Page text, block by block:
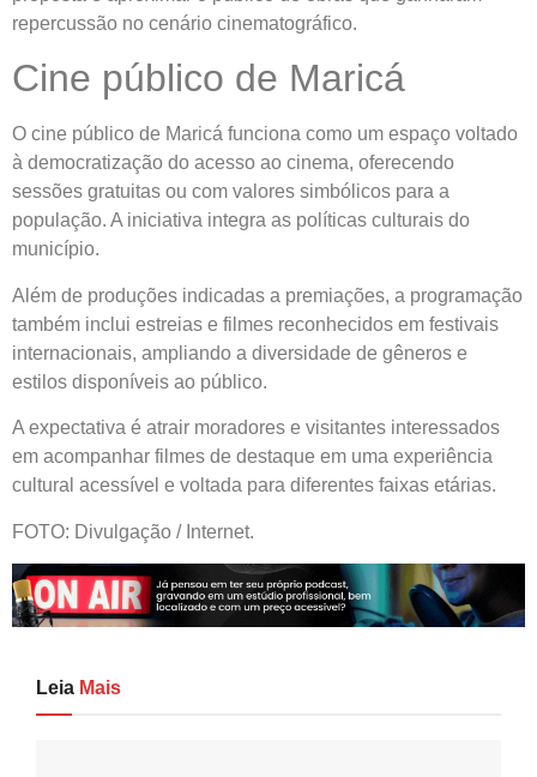
repercussão no cenário cinematográfico.
Cine público de Maricá
O cine público de Maricá funciona como um espaço voltado
à democratização do acesso ao cinema, oferecendo
sessões gratuitas ou com valores simbólicos para a
população. A iniciativa integra as políticas culturais do
município.
Além de produções indicadas a premiações, a programação
também inclui estreias e filmes reconhecidos em festivais
internacionais, ampliando a diversidade de gêneros e
estilos disponíveis ao público.
A expectativa é atrair moradores e visitantes interessados
em acompanhar filmes de destaque em uma experiência
cultural acessível e voltada para diferentes faixas etárias.
FOTO: Divulgação / Internet.
Leia Mais